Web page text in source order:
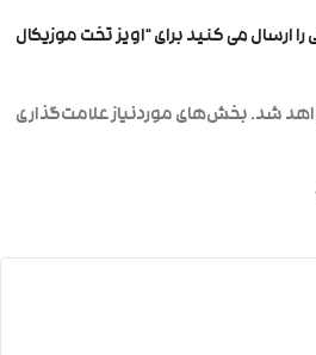
ارسال می کنید برای “اویز تخت موزیکال
شد.بخش‌های موردنیاز علامت‌گذاری